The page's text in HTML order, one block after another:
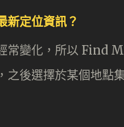
新定位資訊？
常變化，所以 Find
之後選擇於某個地點